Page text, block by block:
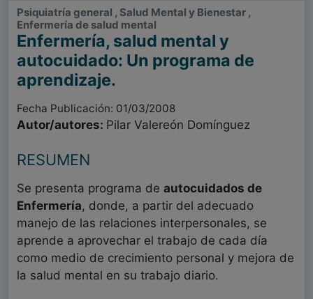
Psiquiatría general , Salud Mental y Bienestar ,
Enfermería de salud mental
Enfermería, salud mental y
autocuidado: Un programa de
aprendizaje.
Fecha Publicación: 01/03/2008
Autor/autores: Pilar Valereón Domínguez
RESUMEN
Se presenta programa de autocuidados de
Enfermería, donde, a partir del adecuado
manejo de las relaciones interpersonales, se
aprende a aprovechar el trabajo de cada día
como medio de crecimiento personal y mejora de
la salud mental en su trabajo diario.